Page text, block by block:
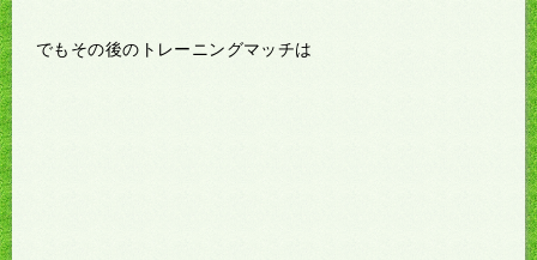
でもその後のトレーニングマッチは